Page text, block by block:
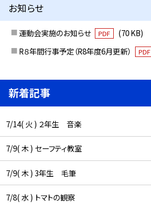
お知らせ
運動会実施のお知らせ PDF
(70 KB)
R８年間行事予定（R8年度6月更新）
PDF
新着記事
7/14( 火 ) ２年生 音楽
7/9( 木 ) セーフティ教室
7/9( 木 ) 3年生 毛筆
7/8( 水 ) トマトの観察